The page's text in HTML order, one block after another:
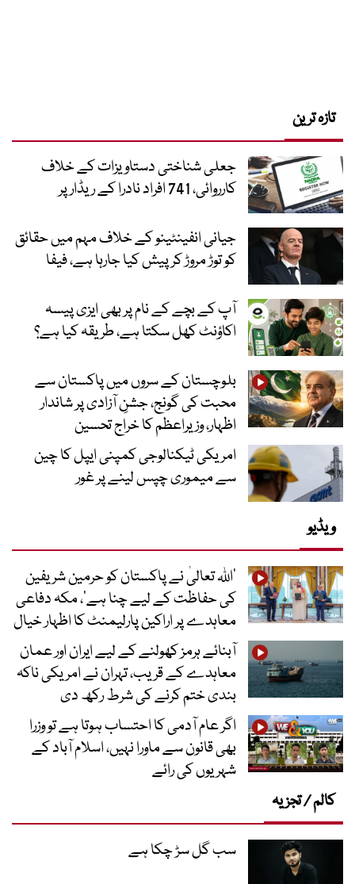
تازہ ترین
جعلی شناختی دستاویزات کے خلاف
کارروائی، 741 افراد نادرا کے ریڈار پر
جیانی انفینٹینو کے خلاف مہم میں حقائق
کو توڑ مروڑ کر پیش کیا جارہا ہے، فیفا
آپ کے بچے کے نام پر بھی ایزی پیسہ
اکاؤنٹ کھل سکتا ہے، طریقہ کیا ہے؟
بلوچستان کے سروں میں پاکستان سے
محبت کی گونج، جشنِ آزادی پر شاندار
اظہار، وزیراعظم کا خراج تحسین
امریکی ٹیکنالوجی کمپنی ایپل کا چین
سے میموری چپس لینے پر غور
ویڈیو
’اللہ تعالیٰ نے پاکستان کو حرمین شریفین
کی حفاظت کے لیے چنا ہے‘، مکہ دفاعی
معاہدے پر اراکین پارلیمنٹ کا اظہار خیال
آبنائے ہرمز کھولنے کے لیے ایران اور عمان
معاہدے کے قریب، تہران نے امریکی ناکہ
بندی ختم کرنے کی شرط رکھ دی
اگر عام آدمی کا احتساب ہوتا ہے تو وزرا
بھی قانون سے ماورا نہیں، اسلام آباد کے
شہریوں کی رائے
کالم / تجزیہ
سب گل سڑ چکا ہے